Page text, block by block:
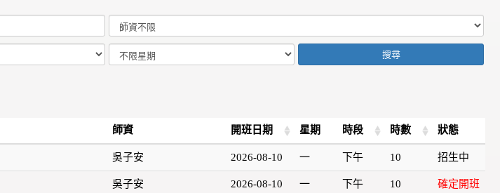
搜尋
師資 開班日期 星期 時段 時數 狀態
吳子安 2026-08-10 一 下午 10 招生中
吳子安 2026-08-10 一 下午 10 確定開班